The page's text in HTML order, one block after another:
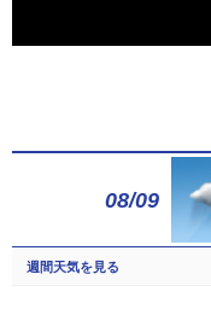
08/09
週間天気を見る